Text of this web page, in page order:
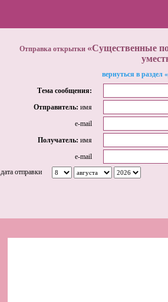
Отправка открытки «Существенные
вернуться в
Тема сообщения:
Отправитель: имя
e-mail
Получатель: имя
e-mail
дата отправки